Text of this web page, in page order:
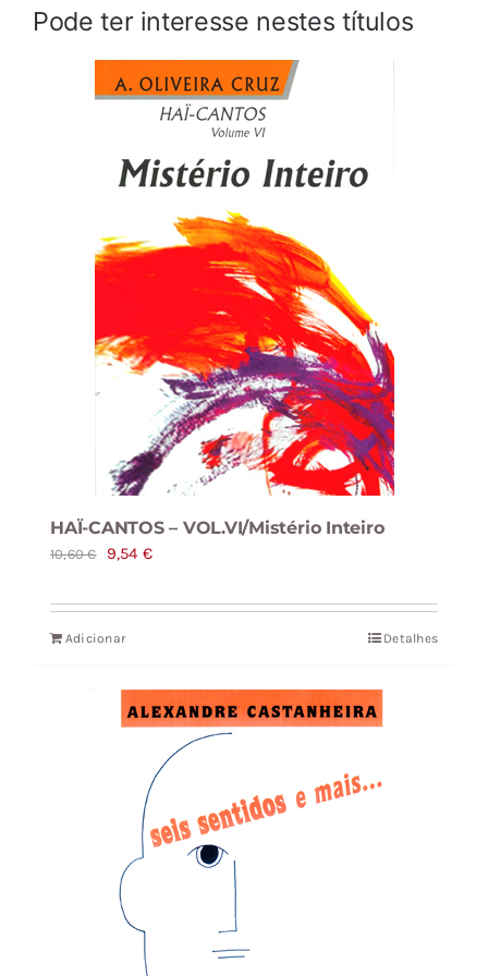
Pode ter interesse nestes títulos
HAÏ-CANTOS – VOL.VI/Mistério Inteiro
10,60€
O
original
era:
9,54 €O
atual
Adicionar Detalhes